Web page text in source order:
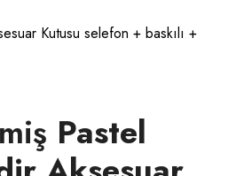
Kutusu selefon + baskılı +
Pastel